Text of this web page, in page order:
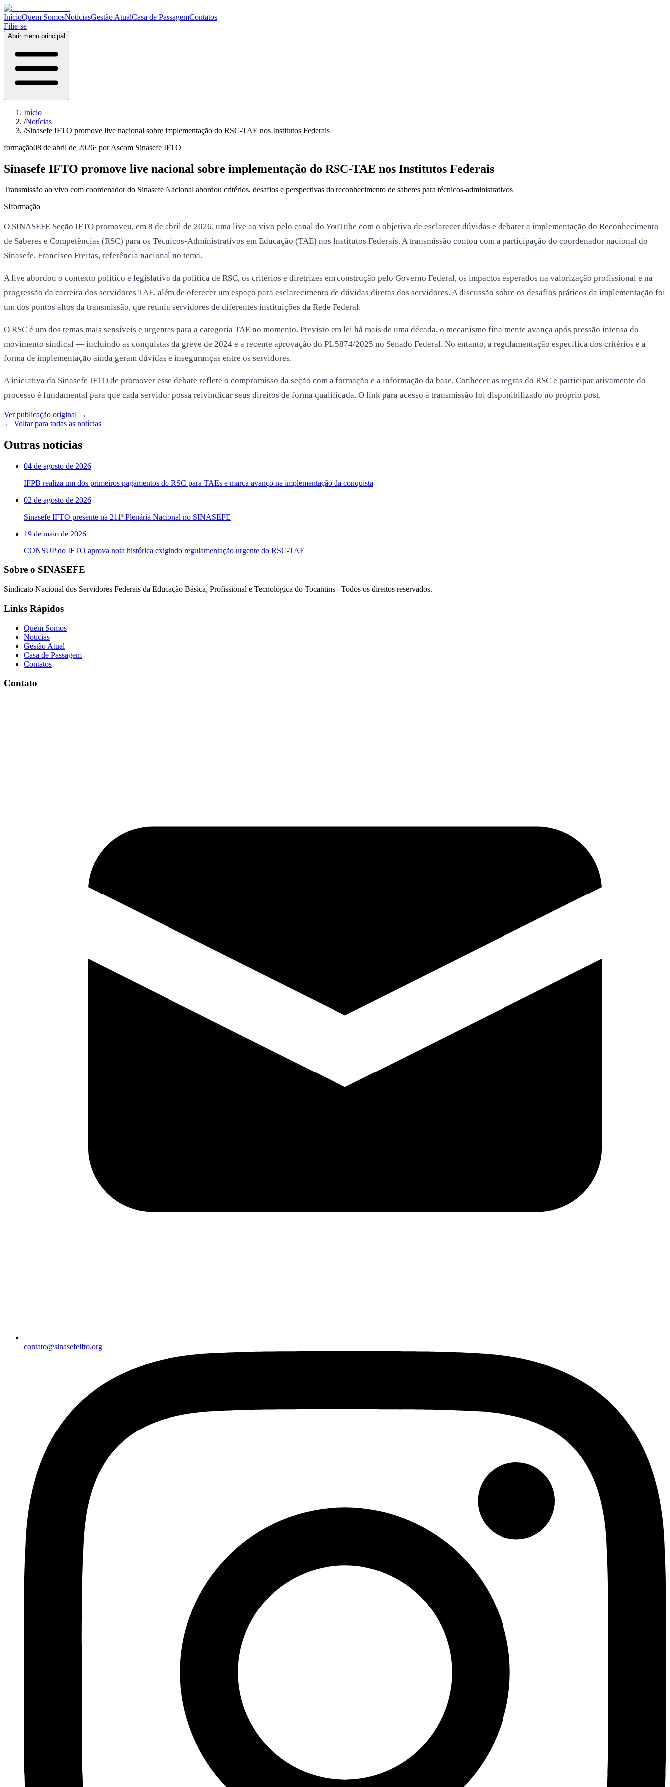
InícioQuem SomosNotíciasGestão AtualCasa de PassagemContatos
Filie-se
Abrir menu principal
Início
/Notícias
/Sinasefe IFTO promove live nacional sobre implementação do RSC-TAE nos Institutos Federais
formação08 de abril de 2026· porAscom Sinasefe IFTO
Sinasefe IFTO promove live nacional sobre implementação do RSC-TAE nos Institutos Federais
Transmissão ao vivo com coordenador do Sinasefe Nacional abordou critérios, desafios e perspectivas do reconhecimento de saberes para técnicos-administrativos
SIformação
O SINASEFE Seção IFTO promoveu, em 8 de abril de 2026, uma live ao vivo pelo canal do YouTube com o objetivo de esclarecer dúvidas e debater a implementação do Reconhecimento
de Saberes e Competências (RSC) para os Técnicos-Administrativos em Educação (TAE) nos Institutos Federais. A transmissão contou com a participação do coordenador nacional do
Sinasefe, Francisco Freitas, referência nacional no tema.
A live abordou o contexto político e legislativo da política de RSC, os critérios e diretrizes em construção pelo Governo Federal, os impactos esperados na valorização profissional e na
progressão da carreira dos servidores TAE, além de oferecer um espaço para esclarecimento de dúvidas diretas dos servidores. A discussão sobre os desafios práticos da implementação foi
um dos pontos altos da transmissão, que reuniu servidores de diferentes instituições da Rede Federal.
O RSC é um dos temas mais sensíveis e urgentes para a categoria TAE no momento. Previsto em lei há mais de uma década, o mecanismo finalmente avança após pressão intensa do
movimento sindical — incluindo as conquistas da greve de 2024 e a recente aprovação do PL 5874/2025 no Senado Federal. No entanto, a regulamentação específica dos critérios e a
forma de implementação ainda geram dúvidas e inseguranças entre os servidores.
A iniciativa do Sinasefe IFTO de promover esse debate reflete o compromisso da seção com a formação e a informação da base. Conhecer as regras do RSC e participar ativamente do
processo é fundamental para que cada servidor possa reivindicar seus direitos de forma qualificada. O link para acesso à transmissão foi disponibilizado no próprio post.
Ver publicação original →
← Voltar para todas as notícias
Outras notícias
04 de agosto de 2026
IFPB realiza um dos primeiros pagamentos do RSC para TAEs e marca avanço na implementação da conquista
02 de agosto de 2026
Sinasefe IFTO presente na 211ª Plenária Nacional no SINASEFE
19 de maio de 2026
CONSUP do IFTO aprova nota histórica exigindo regulamentação urgente do RSC-TAE
Sobre o SINASEFE
Sindicato Nacional dos Servidores Federais da Educação Básica, Profissional e Tecnológica do Tocantins - Todos os direitos reservados.
Links Rápidos
Quem Somos
Notícias
Gestão Atual
Casa de Passagem
Contatos
Contato
contato@sinasefeifto.org